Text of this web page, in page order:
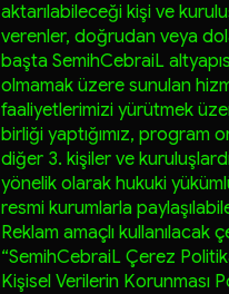
aktarılabileceği kişi ve
verenler, doğrudan veya
başta SemihCebraiL
olmamak üzere sunulan
faaliyetlerimizi yürütmek
birliği yaptığımız, program
diğer 3. kişiler ve
yönelik olarak hukuki
resmi kurumlarla
Reklam amaçlı kullanılacak
“SemihCebraiL Çerez
Kişisel Verilerin Korunması